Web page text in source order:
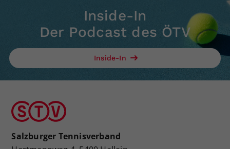
Inside-In
Der Podcast des ÖTV
Inside-In
Salzburger Tennisverband